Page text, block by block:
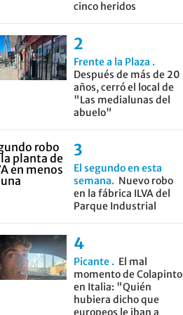
cinco heridos
Frente a la Plaza
Después de más de 20
años, cerró el local de
"Las medialunas del
abuelo"
El segundo en esta
semana
Nuevo robo
en la fábrica ILVA del
Parque Industrial
Picante
El mal
momento de Colapinto
en Italia: "Quién
hubiera dicho que
europeos le iban a